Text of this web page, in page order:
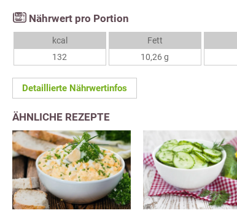
Nährwert pro Portion
kcal
132
Fett
10,26 g
Detaillierte Nährwertinfos
ÄHNLICHE REZEPTE